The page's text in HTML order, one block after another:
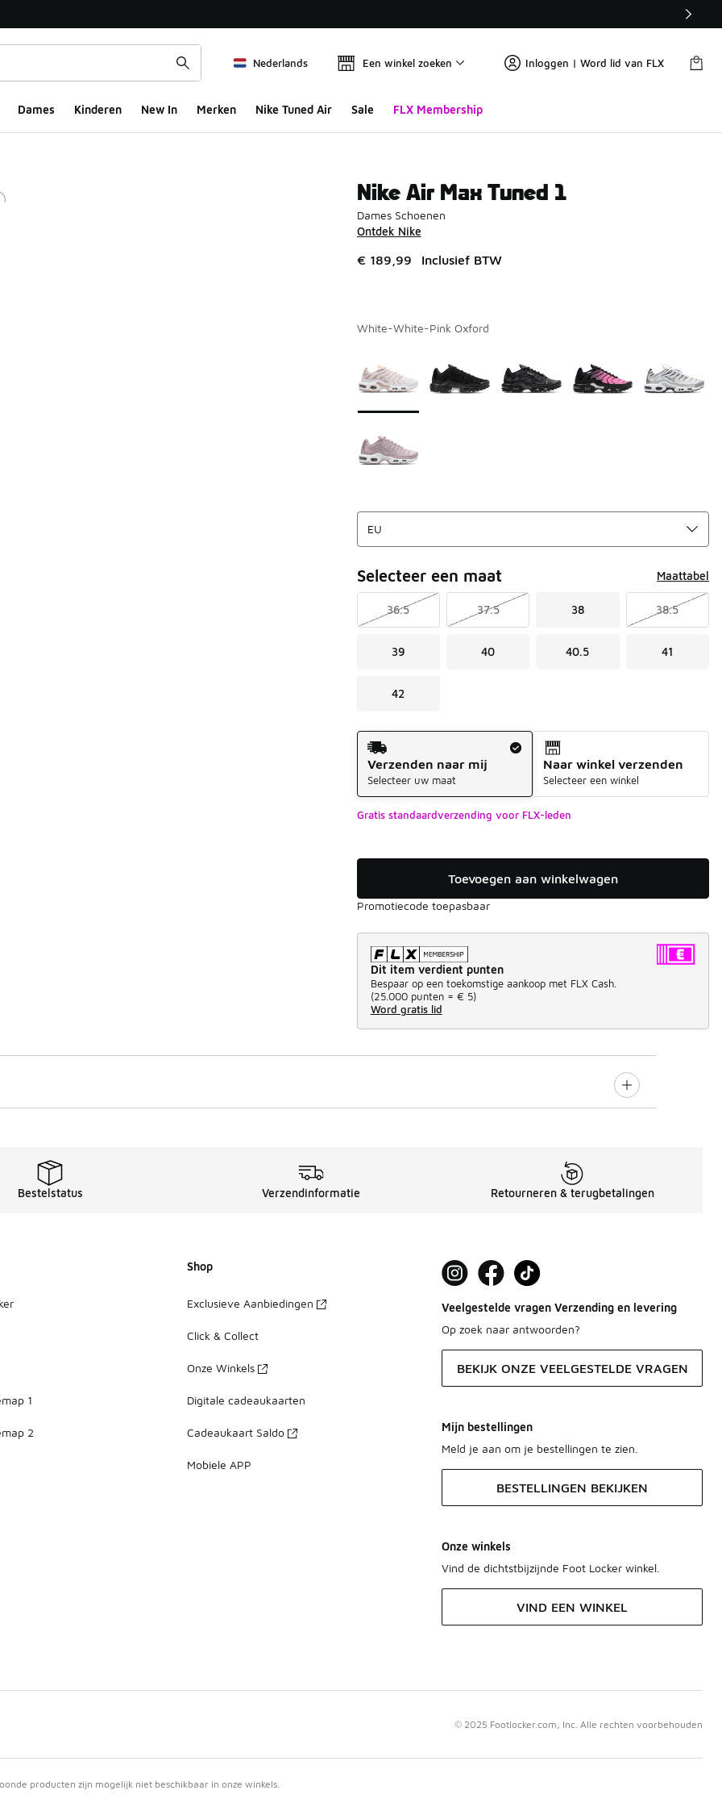
Nederlands Een winkel zoeken Inloggen | Word lid van FLX
Dames Kinderen New In Merken Nike Tuned Air Sale FLX Membership
Nike Air Max Tuned 1
Dames Schoenen
Ontdek Nike
€ 189,99 Inclusief BTW
White-White-Pink Oxford
Selecteer een maat Maattabel
36.5 37.5 38 38.5
39 40 40.5 41
42
Verzendmethode
Verzenden naar mij
Selecteer uw maat
Naar winkel verzenden
Selecteer een winkel
Gratis standaardverzending voor FLX-leden
Toevoegen aan winkelwagen
Promotiecode toepasbaar
Dit item verdient punten
Bespaar op een toekomstige aankoop met FLX Cash.
(25.000 punten = € 5)
Word gratis lid
Bestelstatus Verzendinformatie Retourneren & terugbetalingen
1
2
Shop
Exclusieve Aanbiedingen
Click & Collect
Onze Winkels
Digitale cadeaukaarten
Cadeaukaart Saldo
Mobiele APP
Veelgestelde vragen Verzending en levering
Op zoek naar antwoorden?
BEKIJK ONZE VEELGESTELDE VRAGEN
Mijn bestellingen
Meld je aan om je bestellingen te zien.
BESTELLINGEN BEKIJKEN
Onze winkels
Vind de dichtstbijzijnde Foot Locker winkel.
VIND EEN WINKEL
© 2025 Footlocker.com, Inc. Alle rechten voorbehouden
producten zijn mogelijk niet beschikbaar in onze winkels.